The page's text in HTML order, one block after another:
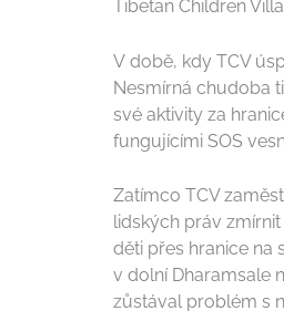
Tibetan Children
V době, kdy TCV
Nesmírná chudoba
své aktivity za
fungujícími SOS
Zatímco TCV
lidských práv
děti přes hranice na
v dolní Dharamsale
zůstával problém s